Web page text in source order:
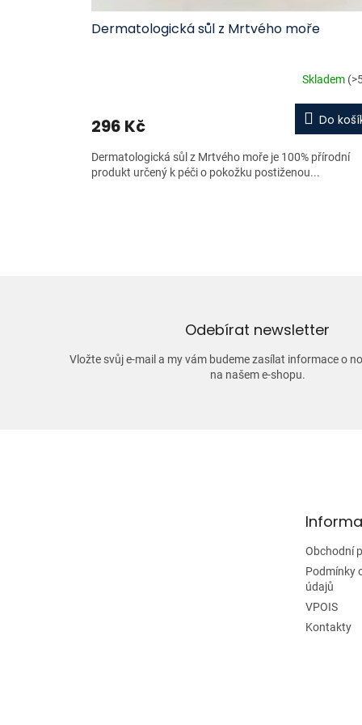
ů
Dermatologická sůl z Mrtvého moře
Skladem
296 Kč Do
Dermatologická sůl z Mrtvého moře je 100% přírodní
produkt určený k péči o pokožku postiženou...
Odebírat newsletter
Vložte svůj e-mail a my vám budeme zasílat informace o
na našem e-shopu.
Obchodní
Podmínky
údajů
VPOIS
Kontakty